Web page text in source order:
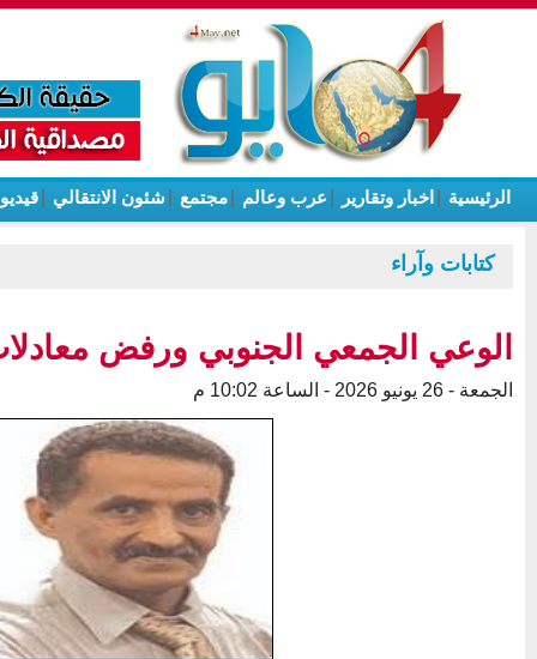
الرئيسية اخبار وتقارير عرب وعالم مجتمع شئون الانتقالي
كتابات وآراء
الوعي الجمعي الجنوبي ورفض
الجمعة - 26 يونيو 2026 - الساعة 10:02 م